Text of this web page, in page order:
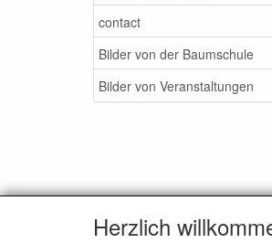
contact
Bilder von der Baumschule
Bilder von Veranstaltungen
Herzlich